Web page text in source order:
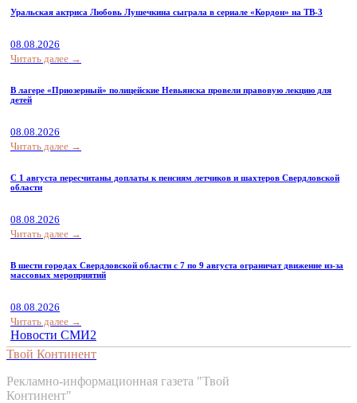
Уральская актриса Любовь Лушечкина сыграла в сериале «Кордон» на ТВ-3
08.08.2026
Читать далее →
В лагере «Приозерный» полицейские Невьянска провели правовую лекцию для
детей
08.08.2026
Читать далее →
С 1 августа пересчитаны доплаты к пенсиям летчиков и шахтеров Свердловской
области
08.08.2026
Читать далее →
В шести городах Свердловской области с 7 по 9 августа ограничат движение из-за
массовых мероприятий
08.08.2026
Читать далее →
Новости СМИ2
Твой Континент
Рекламно-информационная газета "Твой
Континент"